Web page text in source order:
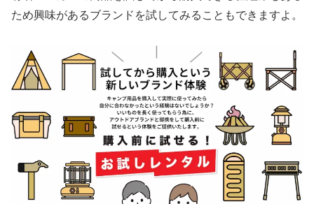
ため興味があるブランドを試してみることもできますよ。